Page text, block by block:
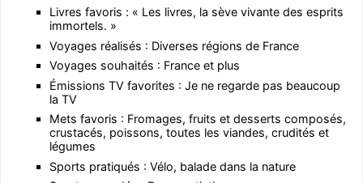
Livres favoris : « Les livres, la sève vivante des esprits
immortels. »
Voyages réalisés : Diverses régions de France
Voyages souhaités : France et plus
Émissions TV favorites : Je ne regarde pas beaucoup
la TV
Mets favoris : Fromages, fruits et desserts composés,
crustacés, poissons, toutes les viandes, crudités et
légumes
Sports pratiqués : Vélo, balade dans la nature